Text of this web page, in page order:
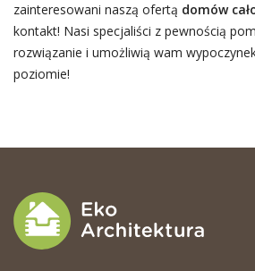
zainteresowani naszą ofertą domów
kontakt! Nasi specjaliści z pewnością
rozwiązanie i umożliwią wam
poziomie!